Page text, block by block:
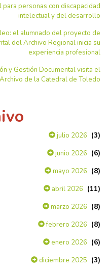
personas con discapacidad
intelectual y del desarrollo
el alumnado del proyecto de
del Archivo Regional inicia su
experiencia profesional
y Gestión Documental visita el
Archivo de la Catedral de Toledo
julio 2026 (3)
junio 2026 (6)
mayo 2026 (8)
abril 2026 (11)
marzo 2026 (8)
febrero 2026 (8)
enero 2026 (6)
diciembre 2025 (3)